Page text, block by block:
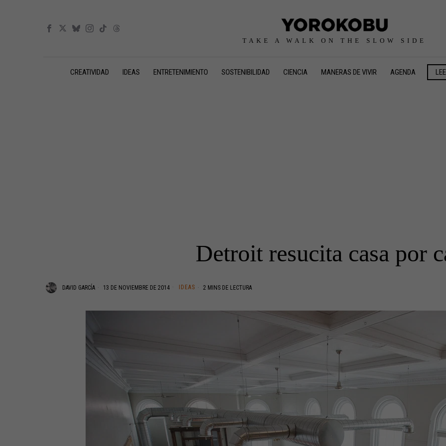
TAKE A WALK ON THE SLOW SIDE
CREATIVIDAD IDEAS ENTRETENIMIENTO SOSTENIBILIDAD CIENCIA MANERAS DE VIVIR AGENDA
Detroit resucita casa por
DAVID GARCÍA 13 DE NOVIEMBRE DE 2014 IDEAS 2 MINS DE LECTURA